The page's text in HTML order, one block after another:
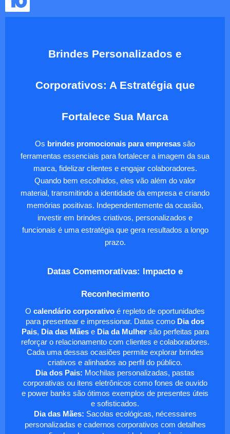
Brindes Personalizados e
Corporativos: A Estratégia que
Fortalece Sua Marca
Os brindes promocionais para empresas são
ferramentas essenciais para fortalecer a imagem da sua
marca, fidelizar clientes e engajar colaboradores.
Quando bem escolhidos, eles vão além do valor
material, transmitindo a identidade da empresa e criando
memórias positivas. Independentemente da ocasião,
investir em brindes criativos, personalizados e
funcionais é uma estratégia que gera resultados a longo
prazo.
Datas Comemorativas: Impacto e
Reconhecimento
O calendário corporativo é repleto de oportunidades
para presentear e impressionar. Datas como Dia dos
Pais, Dia das Mãese Dia da Mulhersão perfeitas para
reforçar o relacionamento com clientes e colaboradores.
Cada uma dessas ocasiões permite explorar brindes
criativos e alinhados ao perfil do público.
Dia dos Pais: Mochilas personalizadas, pastas
corporativas ou itens eletrônicos como fones de ouvido
e power banks são ótimos exemplos de presentes úteis
e sofisticados.
Dia das Mães: Sacolas ecológicas, nécessaires
personalizadas e cadernos corporativos com detalhes